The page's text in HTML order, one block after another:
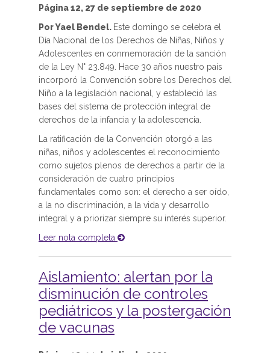
Página 12, 27 de septiembre de 2020
Por Yael Bendel. Este domingo se celebra el
Día Nacional de los Derechos de Niñas, Niños y
Adolescentes en conmemoración de la sanción
de la Ley N° 23.849. Hace 30 años nuestro país
incorporó la Convención sobre los Derechos del
Niño a la legislación nacional, y estableció las
bases del sistema de protección integral de
derechos de la infancia y la adolescencia.
La ratificación de la Convención otorgó a las
niñas, niños y adolescentes el reconocimiento
como sujetos plenos de derechos a partir de la
consideración de cuatro principios
fundamentales como son: el derecho a ser oído,
a la no discriminación, a la vida y desarrollo
integral y a priorizar siempre su interés superior.
Leer nota completa
Aislamiento: alertan por la
disminución de controles
pediátricos y la postergación
de vacunas